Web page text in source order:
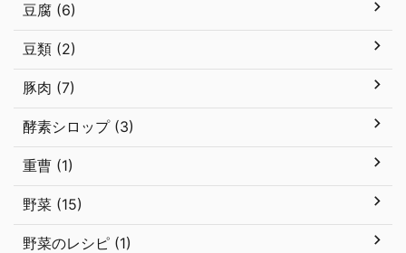
豆腐 (6)
豆類 (2)
豚肉 (7)
酵素シロップ (3)
重曹 (1)
野菜 (15)
野菜のレシピ (1)